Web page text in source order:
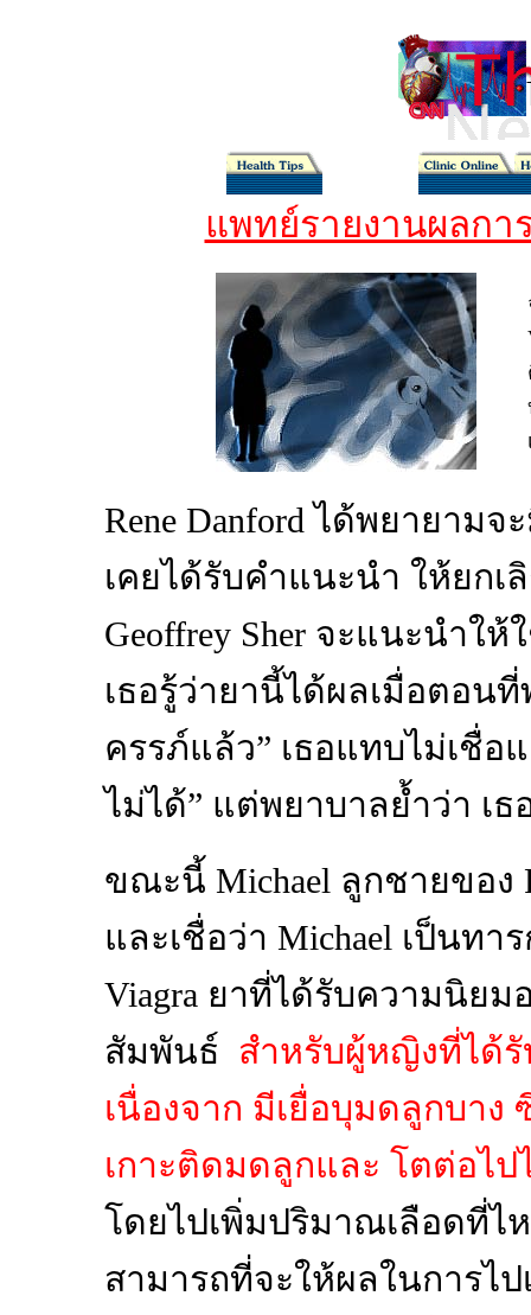
แพทย์รายงานผลกา
Rene Danford ได้พยายาม
เคยได้รับคำแนะนำ ให้ยก
Geoffrey Sher จะแนะนำให้
เธอรู้ว่ายานี้ได้ผลเมื่อตอน
ครรภ์แล้ว” เธอแทบไม่เชื่อ
ไม่ได้” แต่พยาบาลย้ำว่า เ
ขณะนี้ Michael ลูกชายของ
และเชื่อว่า Michael เป็นท
Viagra ยาที่ได้รับความนิย
สัมพันธ์ สำหรับผู้หญิงที่ได้
เนื่องจาก มีเยื่อบุมดลูกบาง
เกาะติดมดลูกและ โตต่อไป
โดยไปเพิ่มปริมาณเลือดที่ไ
สามารถที่จะให้ผลในการไ